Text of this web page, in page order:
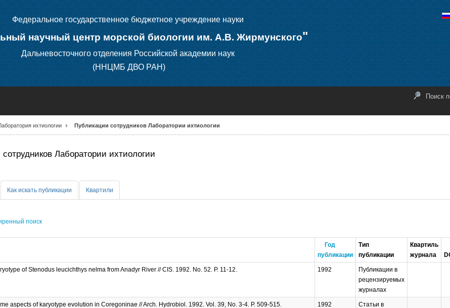
Федеральное государственное бюджетное учреждение науки
научный центр морской биологии им. А.В. Жирмунского"
Дальневосточного отделения Российской академии наук
(ННЦМБ ДВО РАН)
Поиск
ихтиологии Публикации сотрудников Лаборатории ихтиологии
Лаборатории ихтиологии
Как искать публикации Квартили
поиск
Год
публикации
Тип
публикации
Квартиль
журнала
of Stenodus leucichthys nelma from Anadyr River // CIS. 1992. No. 52. P. 11-12. 1992
Публикации в
рецензируемых
журналах
aspects of karyotype evolution in Coregoninae // Arch. Hydrobiol. 1992. Vol. 39, No. 3-4. P. 509-515. 1992
Статьи в